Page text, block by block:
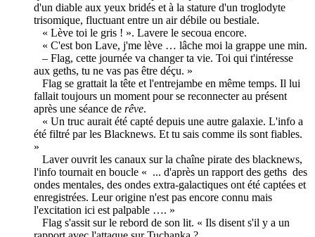
d'un diable aux yeux bridés et à la stature d'un troglodyte
trisomique, fluctuant entre un air débile ou bestiale.
« Lève toi le gris ! ». Lavere le secoua encore.
« C'est bon Lave, j'me lève … lâche moi la grappe une min.
– Flag, cette journée va changer ta vie. Toi qui t'intéresse
aux geths, tu ne vas pas être déçu. »
Flag se grattait la tête et l'entrejambe en même temps. Il lui
fallait toujours un moment pour se reconnecter au présent
après une séance de rêve.
« Un truc aurait été capté depuis une autre galaxie. L'info a
été filtré par les Blacknews. Et tu sais comme ils sont fiables.
»
Laver ouvrit les canaux sur la chaîne pirate des blacknews,
l'info tournait en boucle « ... d'après un rapport des geths des
ondes mentales, des ondes extra-galactiques ont été captées et
enregistrées. Leur origine n'est pas encore connu mais
l'excitation ici est palpable …. »
Flag s'assit sur le rebord de son lit. « Ils disent s'il y a un